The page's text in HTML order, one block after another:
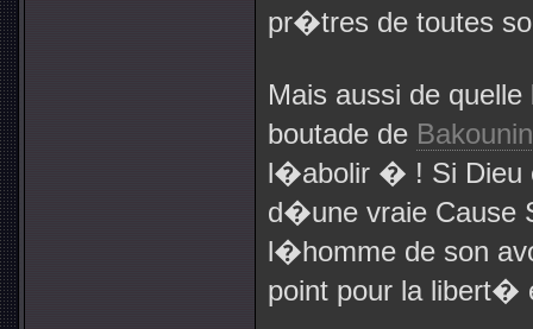
pr�tres de toutes
Mais aussi de
boutade de
l�abolir � ! Si Dieu
d�une vraie
l�homme de son
point pour la libert�